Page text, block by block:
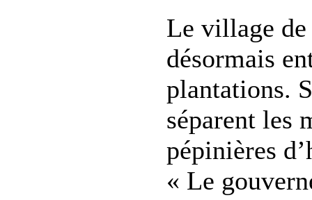
Le village
désormais
plantations.
séparent les
pépinières
« Le